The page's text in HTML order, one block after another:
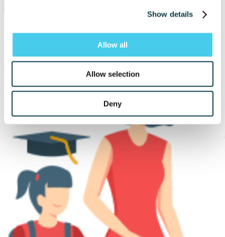
Show details
Allow all
Allow selection
Deny
Rezultatul îl intuiți: performanță, încredere, căi deschise spre un viitor